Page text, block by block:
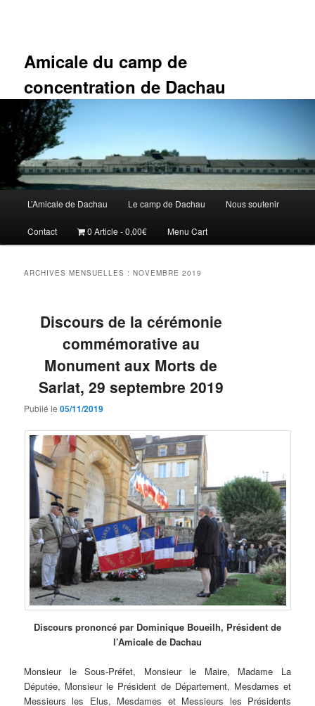
Amicale du camp de
concentration de Dachau
principal
L’Amicale de Dachau Le camp de Dachau Nous soutenir
Contact 0 Article 0,00€ Menu Cart
ARCHIVES MENSUELLES :NOVEMBRE 2019
Discours de la cérémonie
commémorative au
Monument aux Morts de
Sarlat, 29 septembre 2019
Publié le05/11/2019
Discours prononcé par Dominique Boueilh, Président de
l’Amicale de Dachau
Monsieur le Sous-Préfet, Monsieur le Maire, Madame La
Députée, Monsieur le Président de Département, Mesdames et
Messieurs les Elus, Mesdames et Messieurs les Présidents